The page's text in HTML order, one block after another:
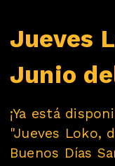
Jueves
Junio
¡Ya está
"Jueves Loko,
Buenos Días